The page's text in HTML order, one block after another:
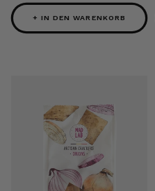
+ IN DEN WARENKORB